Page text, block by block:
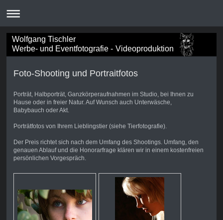
Wolfgang Tischler
Werbe- und Eventfotografie - Videoproduktion
Foto-Shooting und Portraitfotos
Porträt, Halbporträt, Ganzkörperaufnahmen im Studio, bei Ihnen zu
Hause oder in freier Natur. Auf Wunsch auch Unterwäsche,
Babybauch oder Akt.
Porträtfotos von Ihrem Lieblingstier (siehe Tierfotografie).
Der Preis richtet sich nach dem Umfang des Shootings. Umfang, den
genauen Ablauf und die Honorarfrage klären wir in einem kostenfreien
persönlichen Vorgespräch.